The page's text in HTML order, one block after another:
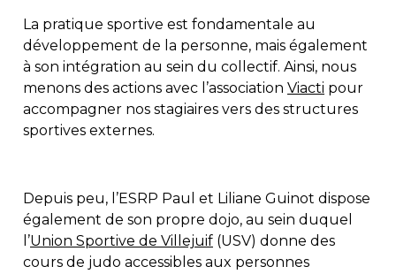
La pratique sportive est fondamentale au
développement de la personne, mais également
à son intégration au sein du collectif. Ainsi, nous
menons des actions avec l’association Viacti pour
accompagner nos stagiaires vers des structures
sportives externes.
Depuis peu, l’ESRP Paul et Liliane Guinot dispose
également de son propre dojo, au sein duquel
l’Union Sportive de Villejuif (USV) donne des
cours de judo accessibles aux personnes